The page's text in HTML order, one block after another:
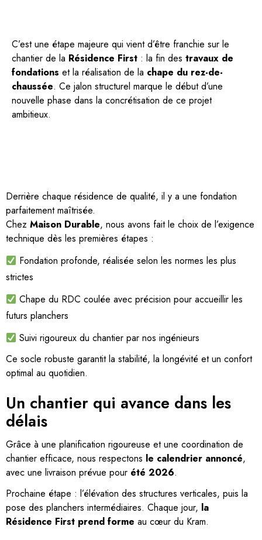
C’est une étape majeure qui vient d’être franchie sur le
chantier de la Résidence First : la fin des travaux de
fondations et la réalisation de la chape du rez-de-
chaussée. Ce jalon structurel marque le début d’une
nouvelle phase dans la concrétisation de ce projet
ambitieux.
Derrière chaque résidence de qualité, il y a une fondation
parfaitement maîtrisée.
Chez Maison Durable, nous avons fait le choix de l’exigence
technique dès les premières étapes :
Fondation profonde, réalisée selon les normes les plus
strictes
Chape du RDC coulée avec précision pour accueillir les
futurs planchers
Suivi rigoureux du chantier par nos ingénieurs
Ce socle robuste garantit la stabilité, la longévité et un confort
optimal au quotidien.
Un chantier qui avance dans les
délais
Grâce à une planification rigoureuse et une coordination de
chantier efficace, nous respectons le calendrier annoncé,
avec une livraison prévue pour été 2026.
Prochaine étape : l’élévation des structures verticales, puis la
pose des planchers intermédiaires. Chaque jour, la
Résidence First prend forme au cœur du Kram.